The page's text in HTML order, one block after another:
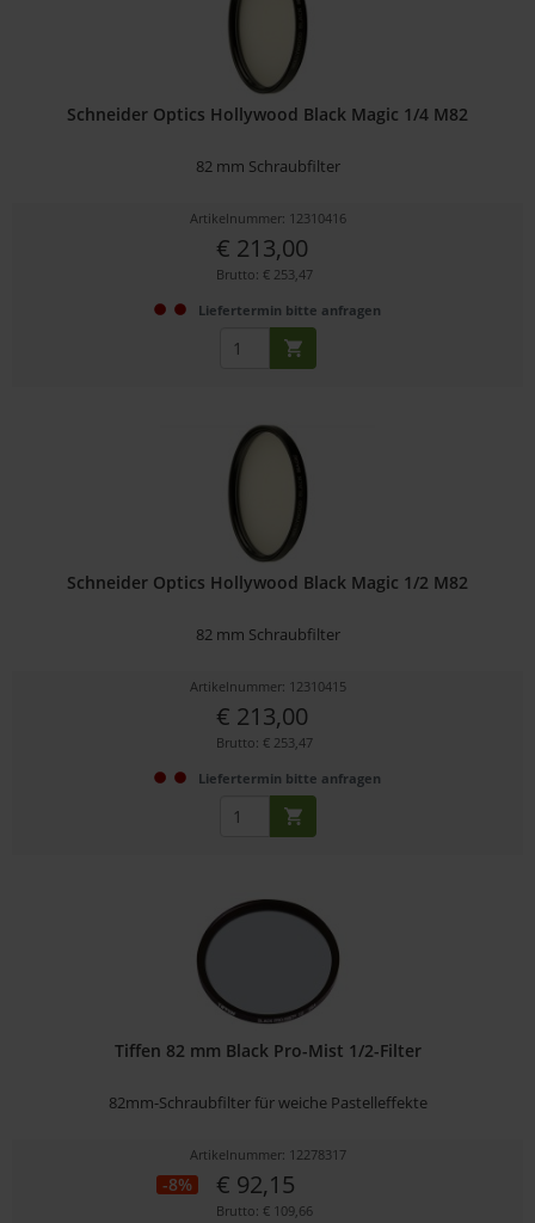
Schneider Optics Hollywood Black Magic 1/4 M82
82 mm Schraubfilter
Artikelnummer: 12310416
€ 213,00
Brutto: € 253,47
Liefertermin bitte anfragen
Schneider Optics Hollywood Black Magic 1/2 M82
82 mm Schraubfilter
Artikelnummer: 12310415
€ 213,00
Brutto: € 253,47
Liefertermin bitte anfragen
Tiffen 82 mm Black Pro-Mist 1/2-Filter
82mm-Schraubfilter für weiche Pastelleffekte
Artikelnummer: 12278317
-8% € 92,15
Brutto: € 109,66